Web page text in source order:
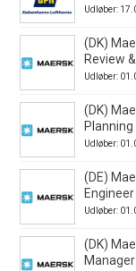
Udløber:
(DK)
Review
Udløber:
(DK)
Udløber:
(DE)
Engineer
Udløber:
(DK)
Manager